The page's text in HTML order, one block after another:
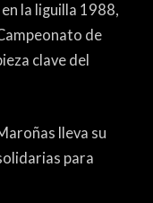
la liguilla 1988,
de
clave del
lleva su
para